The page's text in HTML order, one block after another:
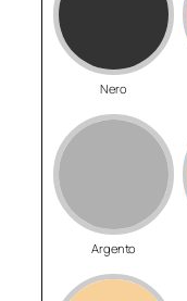
Nero
Argento